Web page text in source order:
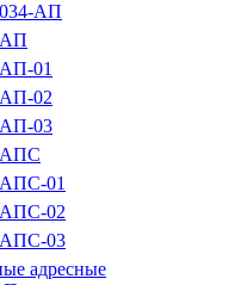
АП
01
02
03
01
02
03
адресные